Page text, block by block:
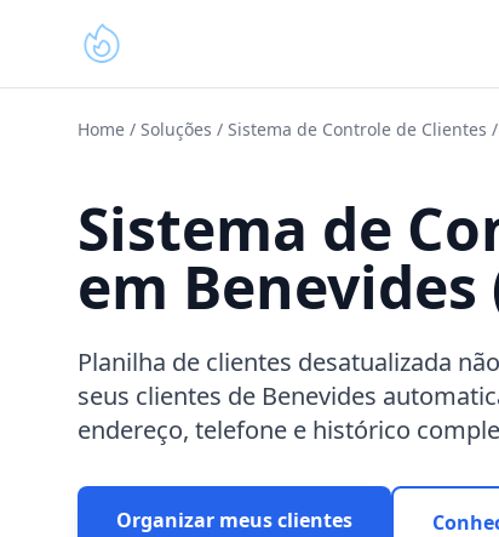
Home / Soluções / Sistema de Controle de Clientes /
Sistema de
em Benevides
Planilha de clientes desatualizada
seus clientes de Benevides
endereço, telefone e histórico
Organizar meus clientes